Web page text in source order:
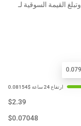
يبلغ العرض المتداول 6614.056381 مليون ARB وتبلغ القيمة السوقية لـ
$2.39
$0.07048